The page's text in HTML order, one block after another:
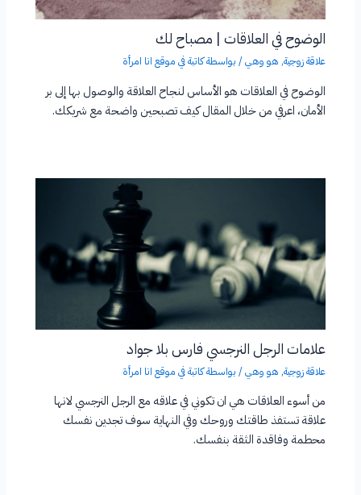
الوضوح في العلاقات | مصباح لك
علاقة زوجية, هو وهي/ بواسطةكاتبة في موقع انا امرأة
الوضوح في العلاقات هو الأساس لنجاح العلاقة والوصول بها إلى بر
الأمان، اعرفي من خلال المقال كيف تصبحين واضحة مع شريكك.
علامات الرجل النرجسي فارس بلا جواد
علاقة زوجية, هو وهي/ بواسطةكاتبة في موقع انا امرأة
من أسوء العلاقات هي ان تكوني في علاقه مع الرجل النرجسي لانها
علاقة تستفذ طاقتك وروحك وفي النهاية سوف تجدين نفسك
محطمة وفاقدة الثقة بنفسك.